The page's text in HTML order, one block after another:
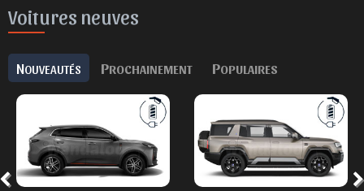
Voitures neuves
NOUVEAUTÉS PROCHAINEMENT POPULAIRES